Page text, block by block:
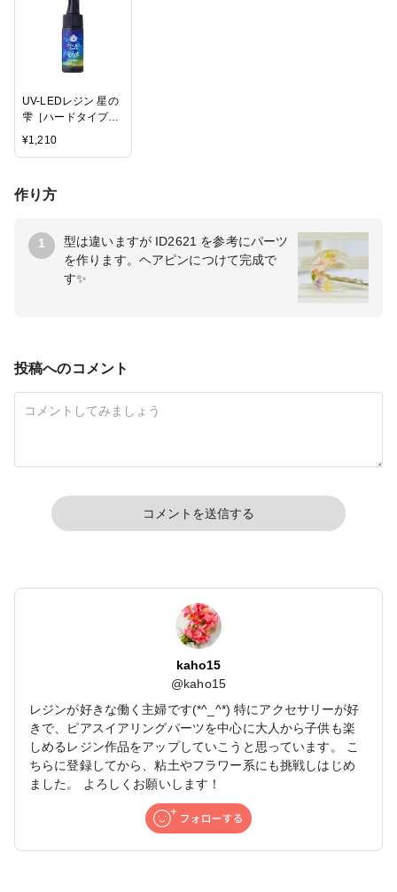
ワー レースフラワー
アジサイ あじさい
ビオラ スターチス
ビーズアンドパーツ
アクセサリーパー
UV-LEDレジン 星の
雫［ハードタイプ］
25ｇ
¥1,210
作り方
1
型は違いますが ID2621 を参考にパーツ
を作ります。ヘアピンにつけて完成で
す✨
投稿へのコメント
コメントを送信する
kaho15
@kaho15
レジンが好きな働く主婦です(*^_^*) 特にアクセサリーが好
きで、ピアスイアリングパーツを中心に大人から子供も楽
しめるレジン作品をアップしていこうと思っています。 こ
ちらに登録してから、粘土やフラワー系にも挑戦しはじめ
ました。 よろしくお願いします！